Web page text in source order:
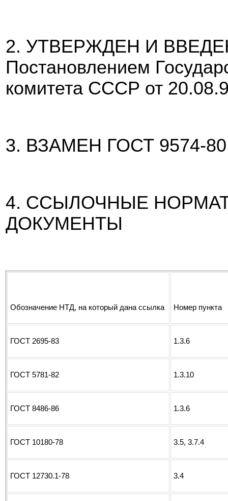
2. УТВЕРЖДЕН И
Постановлением
комитета СССР от
3. ВЗАМЕН ГОСТ 9574-80
4. ССЫЛОЧНЫЕ
ДОКУМЕНТЫ
Обозначение НТД, на который дана ссылка Номер пункта
ГОСТ 2695-83 1.3.6
ГОСТ 5781-82 1.3.10
ГОСТ 8486-86 1.3.6
ГОСТ 10180-78 3.5, 3.7.4
ГОСТ 12730.1-78 3.4